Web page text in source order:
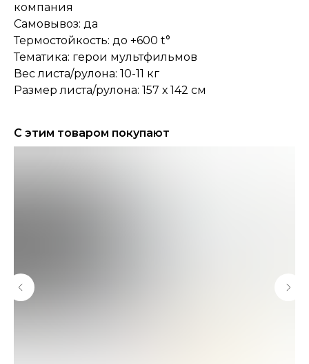
компания
Самовывоз: да
Термостойкость: до +600 t°
Тематика: герои мультфильмов
Вес листа/рулона: 10-11 кг
Размер листа/рулона: 157 х 142 см
С этим товаром покупают